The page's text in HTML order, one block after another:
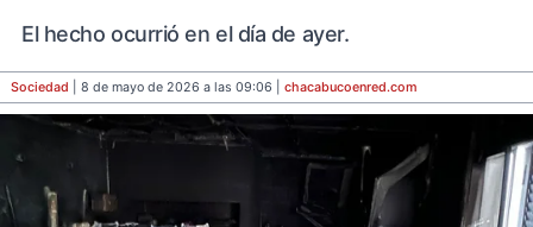
El hecho ocurrió en el día de ayer.
Sociedad | 8 de mayo de 2026 a las 09:06 | chacabucoenred.com